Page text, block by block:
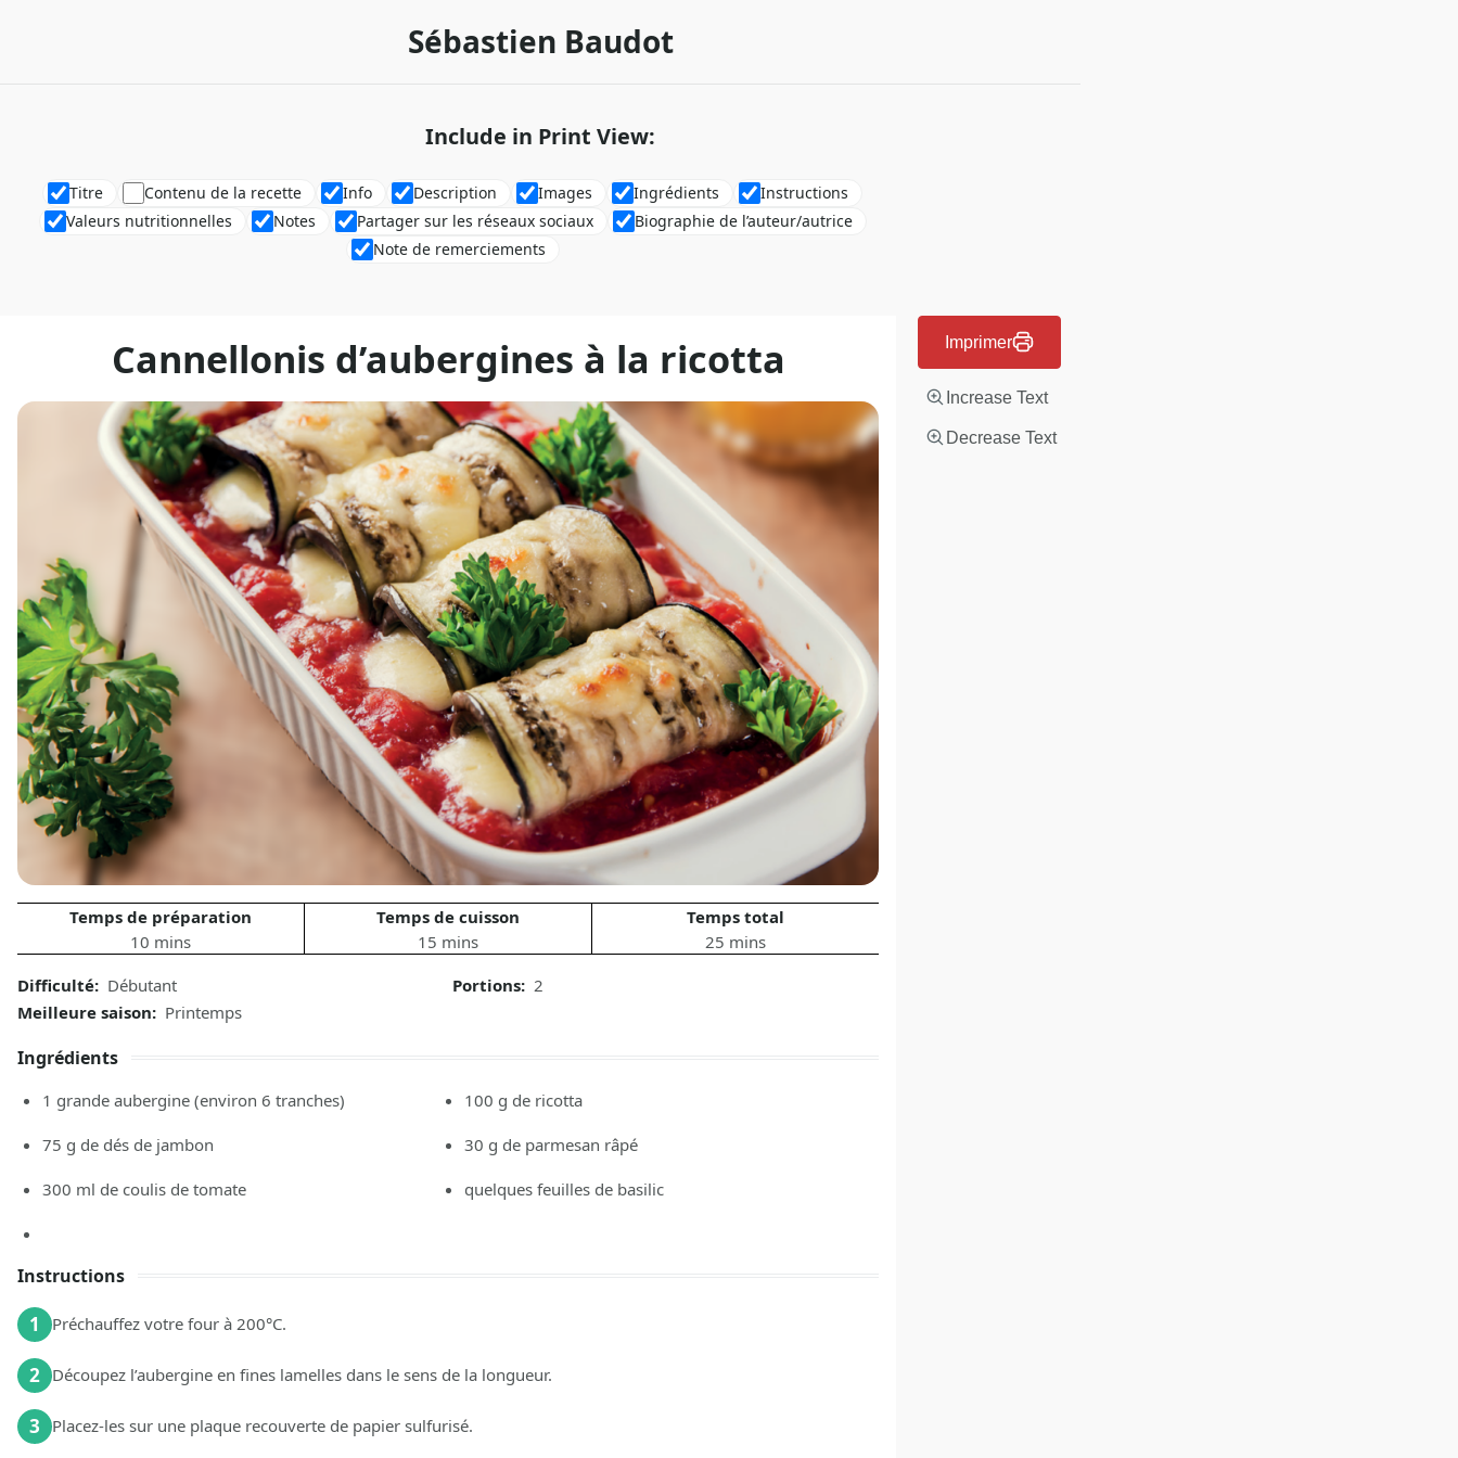
Sébastien Baudot
Include in Print View:
Titre Contenu de la recette Info Description Images Ingrédients
Instructions
Valeurs nutritionnelles
Notes Partager sur les réseaux sociaux
Biographie de l’auteur/autrice
Note de remerciements
Imprimer
Increase Text
Decrease Text
Cannellonis d’aubergines à la ricotta
Temps de préparation
10 mins
Temps de cuisson
15 mins
Temps total
25 mins
Difficulté: Débutant Portions: 2
Meilleure saison: Printemps
Ingrédients
1 grande aubergine (environ 6 tranches) 100 g de ricotta
75 g de dés de jambon 30 g de parmesan râpé
300 ml de coulis de tomate quelques feuilles de basilic
Instructions
1 Préchauffez votre four à 200°C.
2 Découpez l’aubergine en fines lamelles dans le sens de la longueur.
3 Placez-les sur une plaque recouverte de papier sulfurisé.